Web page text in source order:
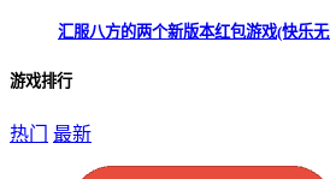
汇服八方的两个新版本红包游戏(快乐
游戏排行
热门 最新